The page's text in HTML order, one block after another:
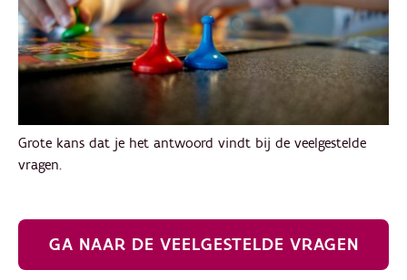
Grote kans dat je het antwoord vindt bij de veelgestelde
vragen.
GA NAAR DE VEELGESTELDE VRAGEN